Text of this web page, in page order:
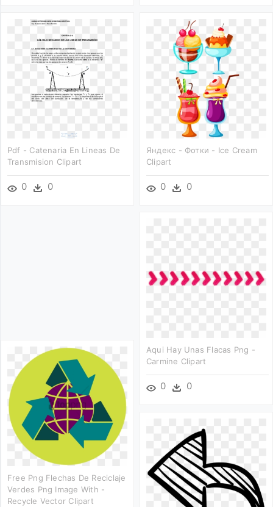
Pdf - Catenaria En Lineas De
Transmision Clipart
0 0
Яндекс - Фотки - Ice Cream
Clipart
0 0
Aqui Hay Unas Flacas Png -
Carmine Clipart
0 0
Free Png Flechas De Reciclaje
Verdes Png Image With -
Recycle Vector Clipart